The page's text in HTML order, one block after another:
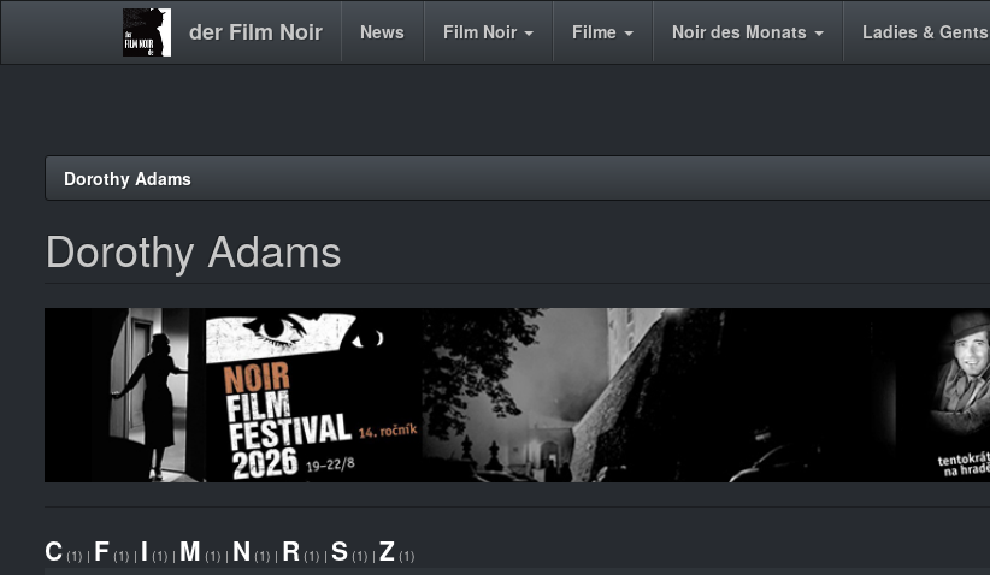
der Film Noir
Main News Film Noir Filme Noir des Monats Ladies & Gents
Dorothy Adams
Dorothy Adams
C (1) | F (1) | I (1) | M (1) | N (1) | R (1) | S (1) | Z (1)